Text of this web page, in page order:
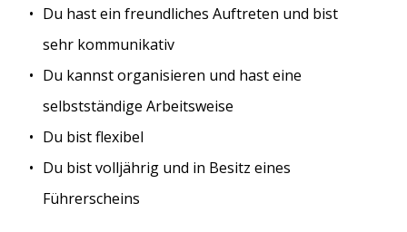
Du hast ein freundliches Auftreten und bist
sehr kommunikativ
Du kannst organisieren und hast eine
selbstständige Arbeitsweise
Du bist flexibel
Du bist volljährig und in Besitz eines
Führerscheins